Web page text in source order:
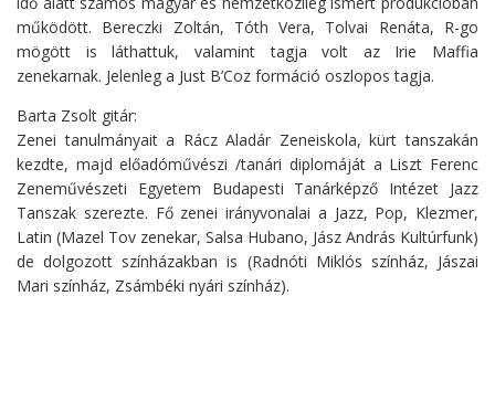
működött. Bereczki Zoltán, Tóth Vera, Tolvai Renáta, R-go
mögött is láthattuk, valamint tagja volt az Irie Maffia
zenekarnak. Jelenleg a Just B’Coz formáció oszlopos tagja.
Barta Zsolt gitár:
Zenei tanulmányait a Rácz Aladár Zeneiskola, kürt tanszakán
kezdte, majd előadóművészi /tanári diplomáját a Liszt Ferenc
Zeneművészeti Egyetem Budapesti Tanárképző Intézet Jazz
Tanszak szerezte. Fő zenei irányvonalai a Jazz, Pop, Klezmer,
Latin (Mazel Tov zenekar, Salsa Hubano, Jász András Kultúrfunk)
de dolgozott színházakban is (Radnóti Miklós színház, Jászai
Mari színház, Zsámbéki nyári színház).